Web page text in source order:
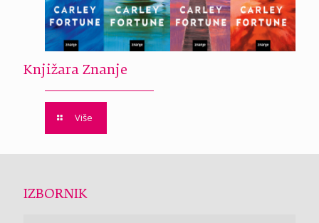
Knjižara Znanje
Više
IZBORNIK